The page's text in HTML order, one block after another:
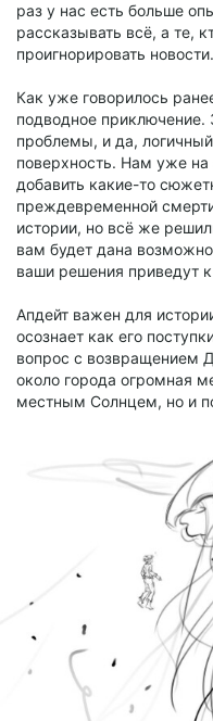
раз у нас есть больше
рассказывать всё, а те,
проигнорировать новости.
Как уже говорилось
подводное
проблемы, и да,
поверхность. Нам уже на
добавить какие-то
преждевременной
истории, но всё же
вам будет дана
ваши решения приведут
Апдейт важен для
осознает как его
вопрос с возвращением
около города огромная
местным Солнцем, но и